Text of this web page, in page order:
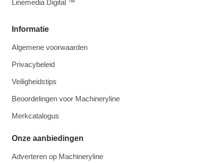
Informatie
Algemene voorwaarden
Privacybeleid
Veiligheidstips
Beoordelingen voor Machineryline
Merkcatalogus
Onze aanbiedingen
Adverteren op Machineryline
Linemedia Digital ™